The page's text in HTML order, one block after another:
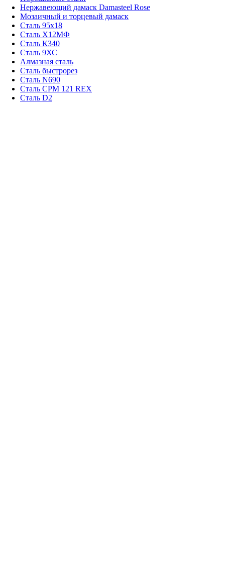
Нержавеющий дамаск Damasteel Rose
Мозаичный и торцевый дамаск
Сталь 95х18
Сталь Х12МФ
Сталь К340
Сталь 9ХС
Алмазная сталь
Сталь быстрорез
Сталь N690
Сталь CPM 121 REX
Сталь D2